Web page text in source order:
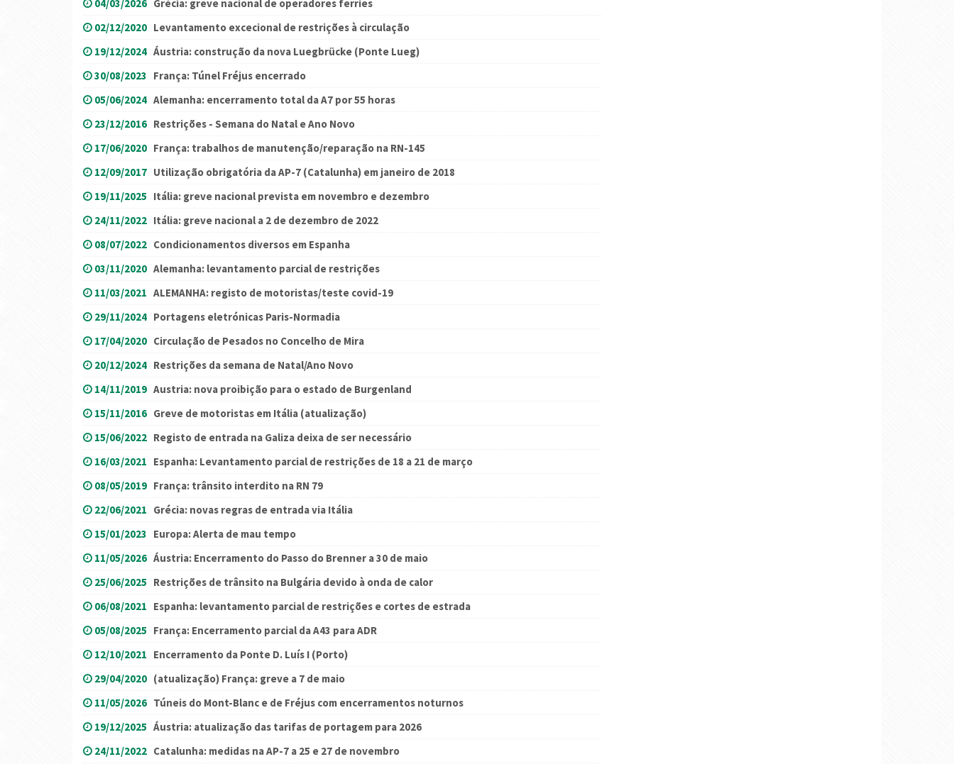
04/03/2026 Grécia: greve nacional de operadores ferries
02/12/2020 Levantamento excecional de restrições à circulação
19/12/2024 Áustria: construção da nova Luegbrücke (Ponte Lueg)
30/08/2023 França: Túnel Fréjus encerrado
05/06/2024 Alemanha: encerramento total da A7 por 55 horas
23/12/2016 Restrições - Semana do Natal e Ano Novo
17/06/2020 França: trabalhos de manutenção/reparação na RN-145
12/09/2017 Utilização obrigatória da AP-7 (Catalunha) em janeiro de 2018
19/11/2025 Itália: greve nacional prevista em novembro e dezembro
24/11/2022 Itália: greve nacional a 2 de dezembro de 2022
08/07/2022 Condicionamentos diversos em Espanha
03/11/2020 Alemanha: levantamento parcial de restrições
11/03/2021 ALEMANHA: registo de motoristas/teste covid-19
29/11/2024 Portagens eletrónicas Paris-Normadia
17/04/2020 Circulação de Pesados no Concelho de Mira
20/12/2024 Restrições da semana de Natal/Ano Novo
14/11/2019 Austria: nova proibição para o estado de Burgenland
15/11/2016 Greve de motoristas em Itália (atualização)
15/06/2022 Registo de entrada na Galiza deixa de ser necessário
16/03/2021 Espanha: Levantamento parcial de restrições de 18 a 21 de março
08/05/2019 França: trânsito interdito na RN 79
22/06/2021 Grécia: novas regras de entrada via Itália
15/01/2023 Europa: Alerta de mau tempo
11/05/2026 Áustria: Encerramento do Passo do Brenner a 30 de maio
25/06/2025 Restrições de trânsito na Bulgária devido à onda de calor
06/08/2021 Espanha: levantamento parcial de restrições e cortes de estrada
05/08/2025 França: Encerramento parcial da A43 para ADR
12/10/2021 Encerramento da Ponte D. Luís I (Porto)
29/04/2020 (atualização) França: greve a 7 de maio
11/05/2026 Túneis do Mont-Blanc e de Fréjus com encerramentos noturnos
19/12/2025 Áustria: atualização das tarifas de portagem para 2026
24/11/2022 Catalunha: medidas na AP-7 a 25 e 27 de novembro